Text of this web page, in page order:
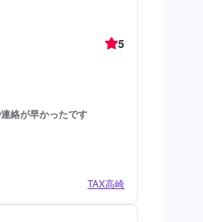
5
連絡が早かったです
TAX高崎